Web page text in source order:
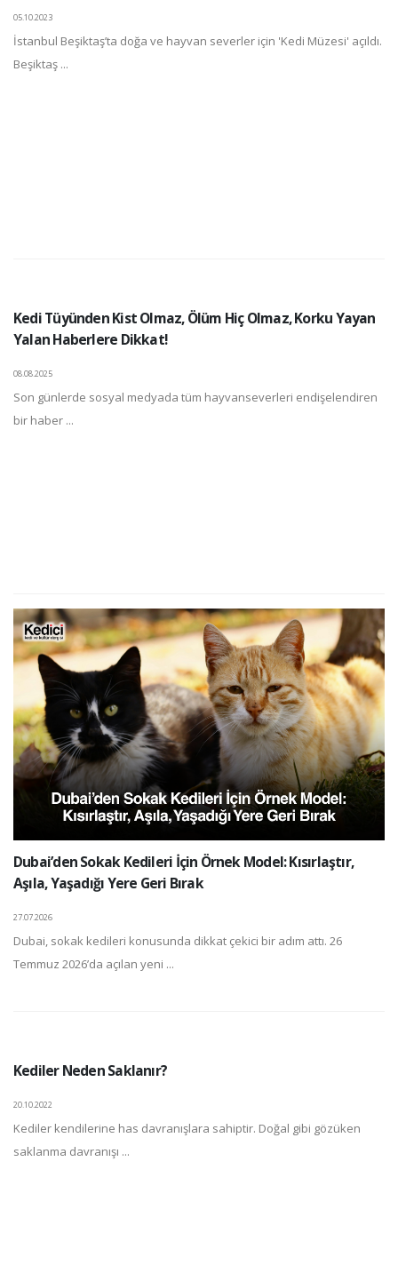
05.10.2023
İstanbul Beşiktaş’ta doğa ve hayvan severler için 'Kedi Müzesi' açıldı.
Beşiktaş ...
Kedi Tüyünden Kist Olmaz, Ölüm Hiç Olmaz, Korku Yayan
Yalan Haberlere Dikkat!
08.08.2025
Son günlerde sosyal medyada tüm hayvanseverleri endişelendiren
bir haber ...
Dubai’den Sokak Kedileri İçin Örnek Model: Kısırlaştır,
Aşıla, Yaşadığı Yere Geri Bırak
27.07.2026
Dubai, sokak kedileri konusunda dikkat çekici bir adım attı. 26
Temmuz 2026’da açılan yeni ...
Kediler Neden Saklanır?
20.10.2022
Kediler kendilerine has davranışlara sahiptir. Doğal gibi gözüken
saklanma davranışı ...